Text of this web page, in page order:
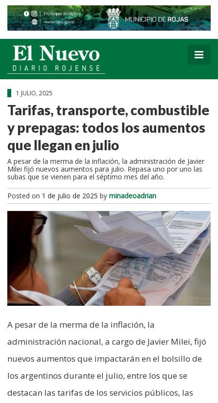
1 JULIO, 2025
Tarifas, transporte, combustible
y prepagas: todos los aumentos
que llegan en julio
A pesar de la merma de la inflación, la administración de Javier
Milei fijó nuevos aumentos para julio. Repasa uno por uno las
subas que se vienen para el séptimo mes del año.
Posted on 1 de julio de 2025 by minadeoadrian
A pesar de la merma de la inflación, la
administración nacional, a cargo de Javier Milei, fijó
nuevos aumentos que impactarán en el bolsillo de
los argentinos durante el julio, entre los que se
destacan las tarifas de los servicios públicos, las